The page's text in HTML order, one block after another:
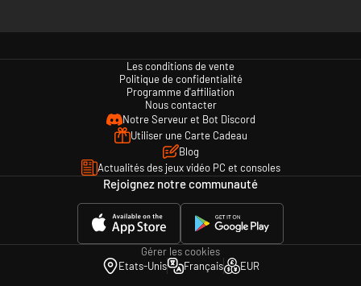
Les conditions de vente
Politique de confidentialité
Programme d'affiliation
Nous contacter
Notre Serveur et Bot Discord
Utiliser une Carte Cadeau
Blog
Actualités des jeux vidéo PC et consoles
Rejoignez notre communauté
Gérer les cookies
Etats-Unis
Français EUR